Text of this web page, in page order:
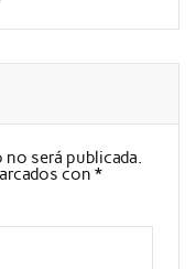
será publicada.
con *